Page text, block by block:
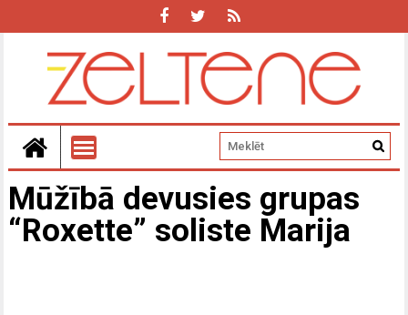
Mūžībā devusies grupas
“Roxette” soliste Marija